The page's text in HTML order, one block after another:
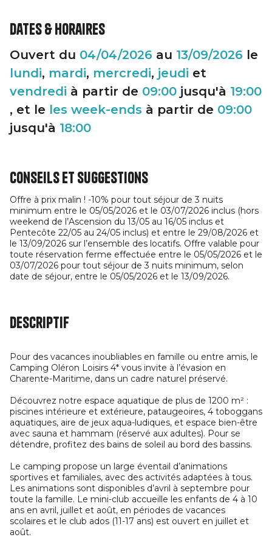
Dates & horaires
Ouvert du 04/04/2026 au 13/09/2026 le
lundi, mardi, mercredi, jeudi et
vendredi à partir de 09:00 jusqu'à 19:00
, et le les week-ends à partir de 09:00
jusqu'à 18:00
Conseils et suggestions
Offre à prix malin ! -10% pour tout séjour de 3 nuits
minimum entre le 05/05/2026 et le 03/07/2026 inclus (hors
weekend de l’Ascension du 13/05 au 16/05 inclus et
Pentecôte 22/05 au 24/05 inclus) et entre le 29/08/2026 et
le 13/09/2026 sur l’ensemble des locatifs. Offre valable pour
toute réservation ferme effectuée entre le 05/05/2026 et le
03/07/2026 pour tout séjour de 3 nuits minimum, selon
date de séjour, entre le 05/05/2026 et le 13/09/2026.
Descriptif
Pour des vacances inoubliables en famille ou entre amis, le
Camping Oléron Loisirs 4* vous invite à l’évasion en
Charente-Maritime, dans un cadre naturel préservé.
Découvrez notre espace aquatique de plus de 1200 m² :
piscines intérieure et extérieure, pataugeoires, 4 toboggans
aquatiques, aire de jeux aqua-ludiques, et espace bien-être
avec sauna et hammam (réservé aux adultes). Pour se
détendre, profitez des bains de soleil au bord des bassins.
Le camping propose un large éventail d’animations
sportives et familiales, avec des activités adaptées à tous.
Les animations sont disponibles d’avril à septembre pour
toute la famille. Le mini-club accueille les enfants de 4 à 10
ans en avril, juillet et août, en périodes de vacances
scolaires et le club ados (11-17 ans) est ouvert en juillet et
août.